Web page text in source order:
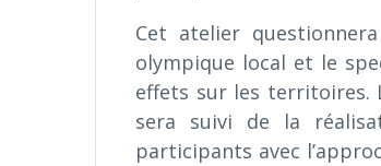
Cet atelier
olympique local et le
effets sur les territoires.
sera suivi de la
participants avec